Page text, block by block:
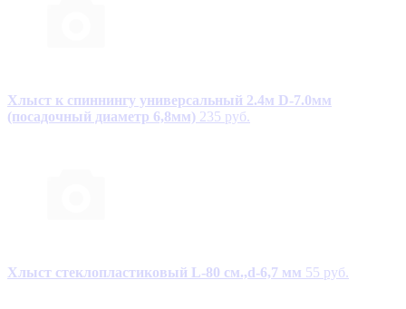
Хлыст к спиннингу универсальный 2.4м D-7.0мм
(посадочный диаметр 6,8мм) 235 руб.
Хлыст стеклопластиковый L-80 см.,d-6,7 мм 55 руб.